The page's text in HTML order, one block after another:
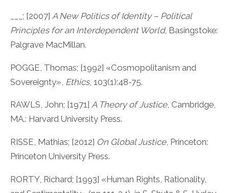
___; [2007] A New Politics of Identity – Political
Principles for an Interdependent World, Basingstoke:
Palgrave MacMillan.
POGGE, Thomas; [1992] «Cosmopolitanism and
Sovereignty», Ethics, 103(1):48-75.
RAWLS, John; [1971] A Theory of Justice, Cambridge,
MA.: Harvard University Press.
RISSE, Mathias; [2012] On Global Justice, Princeton:
Princeton University Press.
RORTY, Richard; [1993] «Human Rights, Rationality,